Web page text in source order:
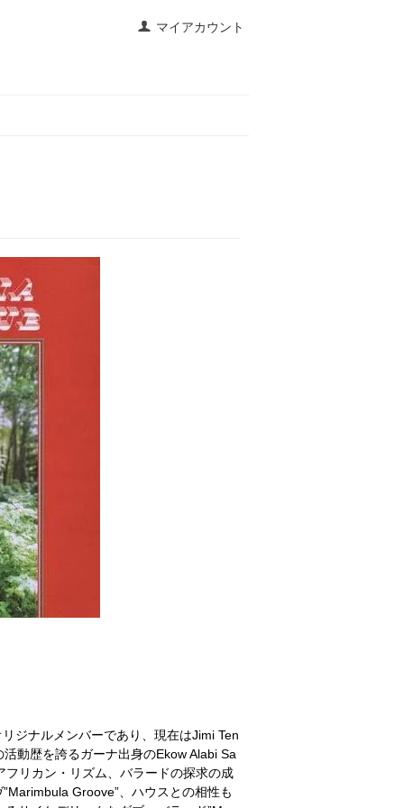
マイアカウント
ジナルメンバーであり、現在はJimi Ten
動歴を誇るガーナ出身のEkow Alabi Sa
リカン・リズム、バラードの探求の成
Groove”、ハウスとの相性も